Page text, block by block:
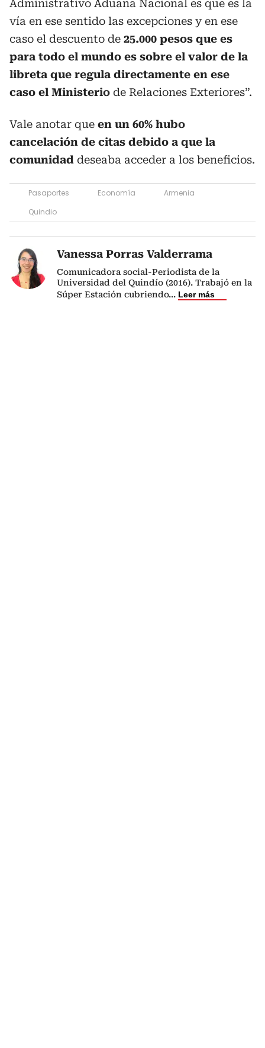
Administrativo Aduana Nacional es que es la
vía en ese sentido las excepciones y en ese
caso el descuento de 25.000 pesos que es
para todo el mundo es sobre el valor de la
libreta que regula directamente en ese
caso el Ministerio de Relaciones Exteriores”.
Vale anotar que en un 60% hubo
cancelación de citas debido a que la
comunidad deseaba acceder a los beneficios.
Pasaportes Economía
Armenia
Quindio
Vanessa Porras Valderrama
Comunicadora social-Periodista de la
Universidad del Quindío (2016). Trabajó en la
Súper Estación cubriendo... Leer más